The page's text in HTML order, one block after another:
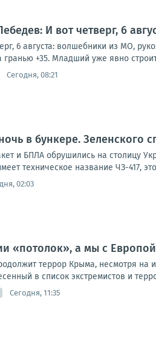
И вот четверг, 6
6 августа: волшебники из МО,
гранью +35. Младший уже явно
Сегодня, 08:21
в бункере. Зеленского
и БПЛА обрушились на столицу
техническое название ЧЗ-417,
02:03
«потолок», а мы с
террор Крыма, несмотря на
в список экстремистов и
Сегодня, 11:35